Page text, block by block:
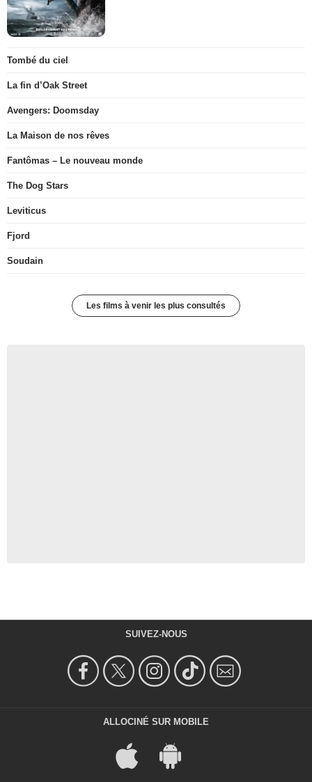
Tombé du ciel
La fin d’Oak Street
Avengers: Doomsday
La Maison de nos rêves
Fantômas – Le nouveau monde
The Dog Stars
Leviticus
Fjord
Soudain
Les films à venir les plus consultés
SUIVEZ-NOUS
ALLOCINÉ SUR MOBILE